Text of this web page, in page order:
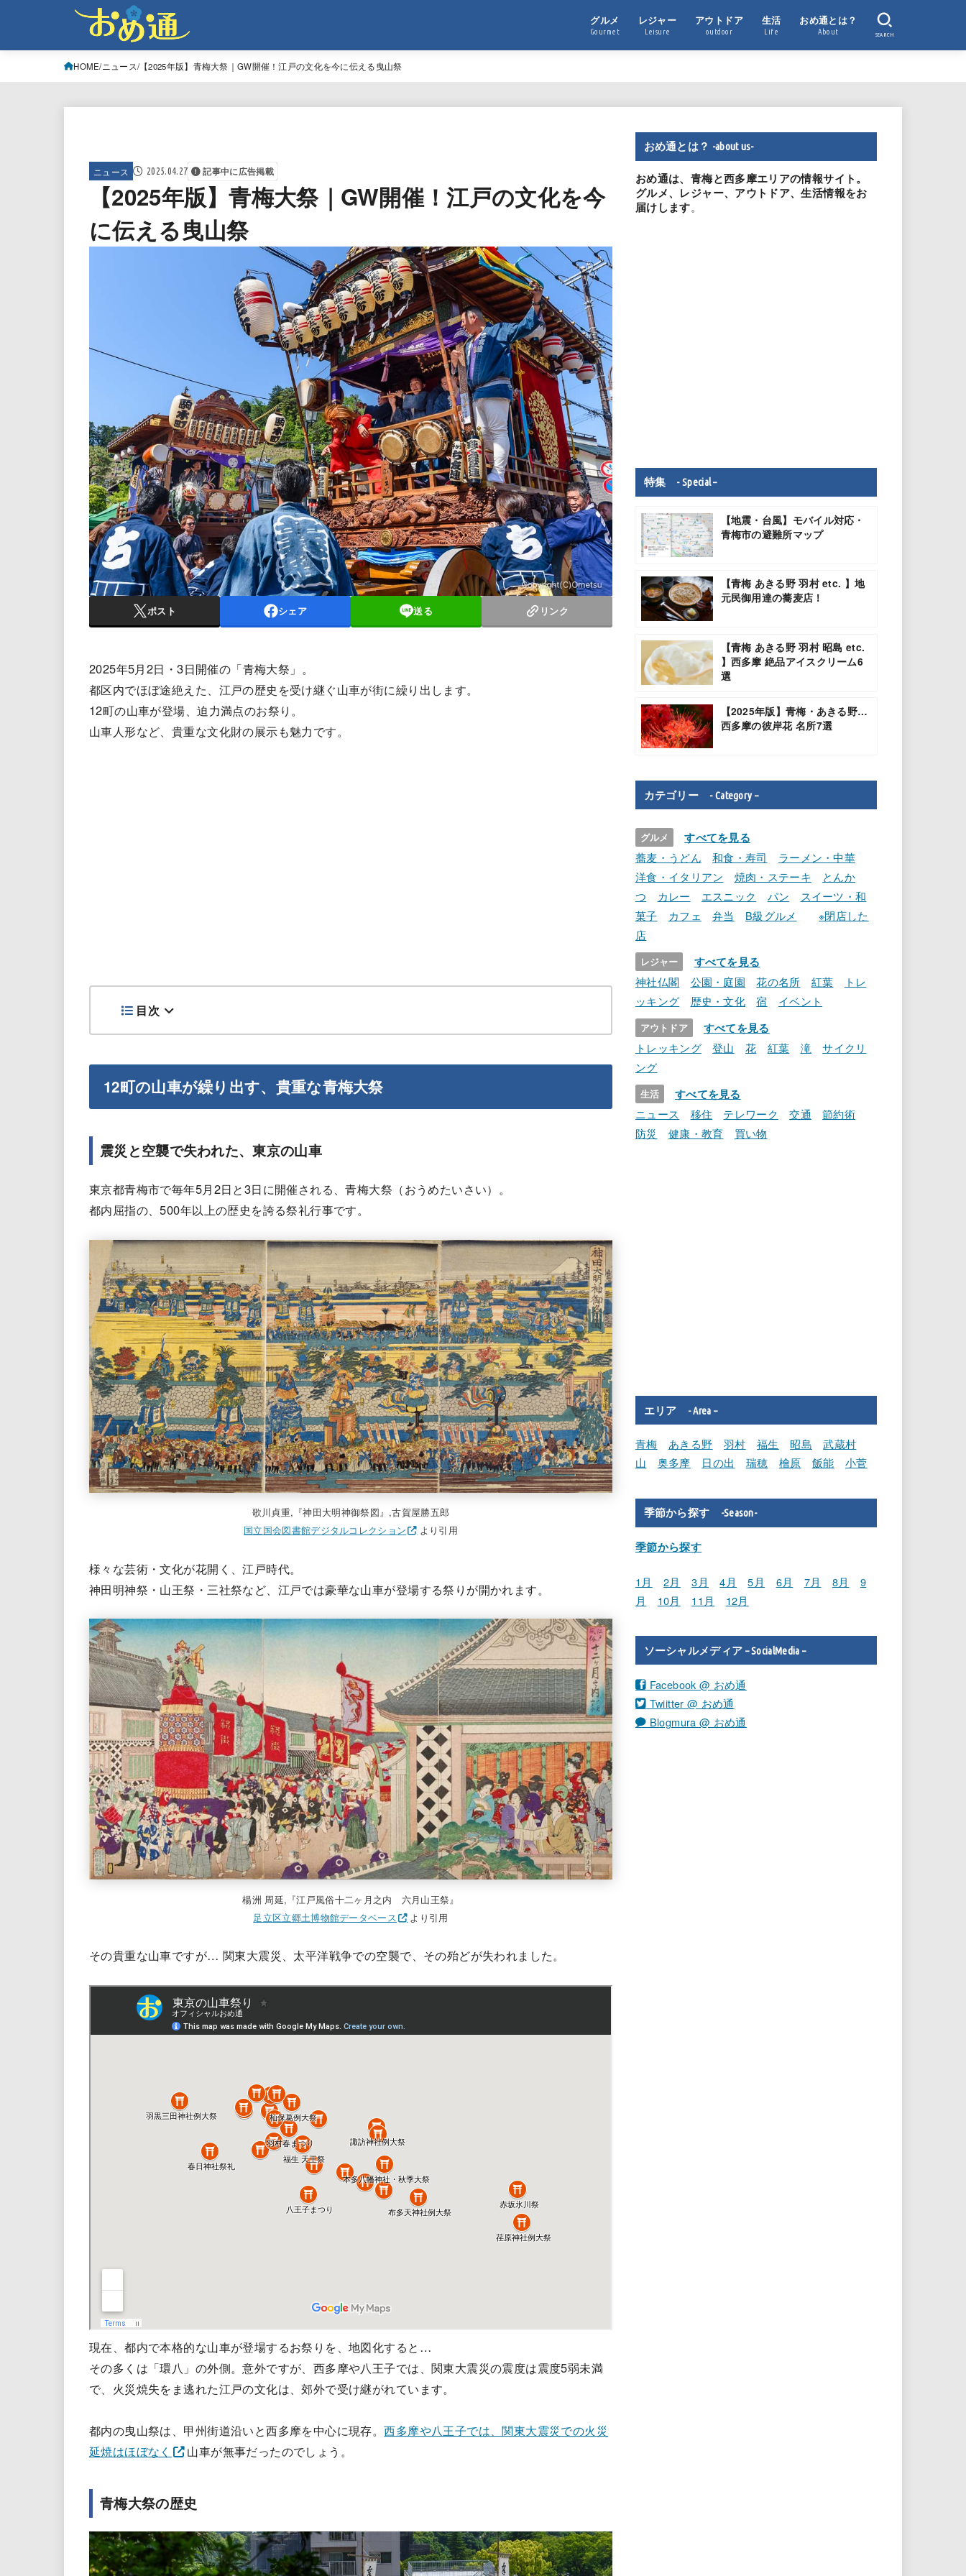
グルメ
Gourmet
レジャー
Leisure
アウトドア
outdoor
生活
Life
おめ通とは？
About SEARCH
HOME ニュース 【2025年版】青梅大祭｜GW開催！江戸の文化を今に伝える曳山祭
ニュース 2025.04.27 記事中に広告掲載
【2025年版】青梅大祭｜GW開催！江戸の文化を今
に伝える曳山祭
ポスト シェア 送る リンク
2025年5月2日・3日開催の「青梅大祭」。
都区内でほぼ途絶えた、江戸の歴史を受け継ぐ山車が街に繰り出します。
12町の山車が登場、迫力満点のお祭り。
山車人形など、貴重な文化財の展示も魅力です。
目次
12町の山車が繰り出す、貴重な青梅大祭
震災と空襲で失われた、東京の山車
東京都青梅市で毎年5月2日と3日に開催される、青梅大祭（おうめたいさい）。
都内屈指の、500年以上の歴史を誇る祭礼行事です。
歌川貞重,『神田大明神御祭図』,古賀屋勝五郎
国立国会図書館デジタルコレクション
より引用
様々な芸術・文化が花開く、江戸時代。
神田明神祭・山王祭・三社祭など、江戸では豪華な山車が登場する祭りが開かれます。
楊洲 周延,『江戸風俗十二ヶ月之内 六月山王祭』
足立区立郷土博物館データベース
より引用
その貴重な山車ですが… 関東大震災、太平洋戦争での空襲で、その殆どが失われました。
現在、都内で本格的な山車が登場するお祭りを、地図化すると…
その多くは「環八」の外側。意外ですが、西多摩や八王子では、関東大震災の震度は震度5弱未満
で、火災焼失をま逃れた江戸の文化は、郊外で受け継がれています。
都内の曳山祭は、甲州街道沿いと西多摩を中心に現存。西多摩や八王子では、関東大震災での火災
延焼はほぼなく
山車が無事だったのでしょう。
青梅大祭の歴史
おめ通とは？ -about us-
おめ通は、青梅と西多摩エリアの情報サイト。
グルメ、レジャー、アウトドア、生活情報をお
届けします。
特集 - Special –
【地震・台風】モバイル対応・
青梅市の避難所マップ
【青梅 あきる野 羽村 etc. 】地
元民御用達の蕎麦店！
【青梅 あきる野 羽村 昭島 etc.
】西多摩 絶品アイスクリーム6
選
【2025年版】青梅・あきる野…
西多摩の彼岸花 名所7選
カテゴリー - Category –
グルメ すべてを見る
蕎麦・うどん 和食・寿司
ラーメン・中華
洋食・イタリアン
焼肉・ステーキ
とんか
つ
カレー エスニック パン
スイーツ・和
菓子
カフェ 弁当 B級グルメ
※閉店した
店
レジャー すべてを見る
神社仏閣 公園・庭園 花の名所 紅葉
トレ
ッキング
歴史・文化 宿 イベント
アウトドア すべてを見る
トレッキング 登山 花 紅葉 滝
サイクリ
ング
生活 すべてを見る
ニュース 移住 テレワーク 交通
節約術
防災
健康・教育 買い物
エリア - Area –
青梅 あきる野 羽村 福生 昭島
武蔵村
山
奥多摩 日の出 瑞穂 檜原 飯能 小菅
季節から探す -Season-
季節から探す
1月 2月 3月 4月 5月 6月 7月 8月
9
月
10月 11月 12月
ソーシャルメディア – SocialMedia –
Facebook @ おめ通
Twiitter @ おめ通
Blogmura @ おめ通